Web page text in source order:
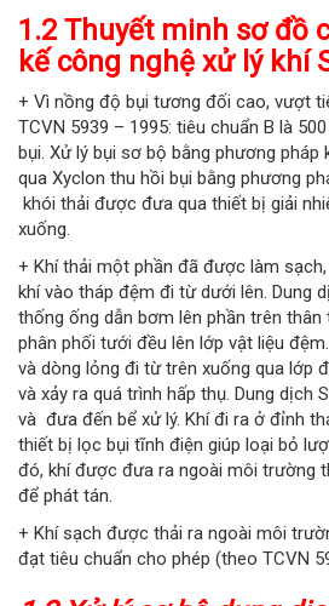
1.2 Thuyết minh sơ đồ
kế công nghệ xử lý khí
+ Vì nồng độ bụi tương đối cao, vượt
TCVN 5939 – 1995: tiêu chuẩn B là
bụi. Xử lý bụi sơ bộ bằng phương pháp
qua Xyclon thu hồi bụi bằng phương
khói thải được đưa qua thiết bị giải
xuống.
+ Khí thải một phần đã được làm
khí vào tháp đệm đi từ dưới lên. Dung
thống ống dẫn bơm lên phần trên
phân phối tưới đều lên lớp vật liệu
và dòng lỏng đi từ trên xuống qua lớp
và xảy ra quá trình hấp thụ. Dung dịch
và đưa đến bể xử lý. Khí đi ra ở đỉnh
thiết bị lọc bụi tĩnh điện giúp loại bỏ
đó, khí được đưa ra ngoài môi trường
để phát tán.
+ Khí sạch được thải ra ngoài môi
đạt tiêu chuẩn cho phép (theo TCVN